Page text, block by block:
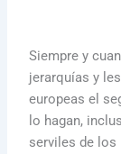
Siempre y
jerarquías y
europeas el
lo hagan,
serviles de los